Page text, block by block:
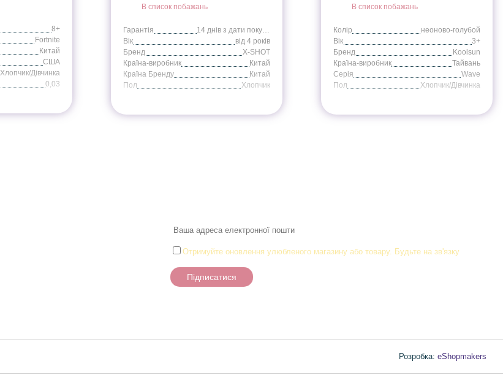
8+
Fortnite
Китай
США
Хлопчик/Дівчинка
0,03
В список побажань
Гарантія
14 днів з дати покупки
Вік
від 4 років
Бренд
X-SHOT
Країна-виробник
Китай
Країна Бренду
Китай
Пол
Хлопчик
В список побажань
Колір
неоново-голубой
Вік
3+
Бренд
Koolsun
Країна-виробник
Тайвань
Серія
Wave
Пол
Хлопчик/Дівчинка
Отримуйте оновлення улюбленого магазину або товару. Будьте на зв'язку
Підписатися
Розробка: eShopmakers